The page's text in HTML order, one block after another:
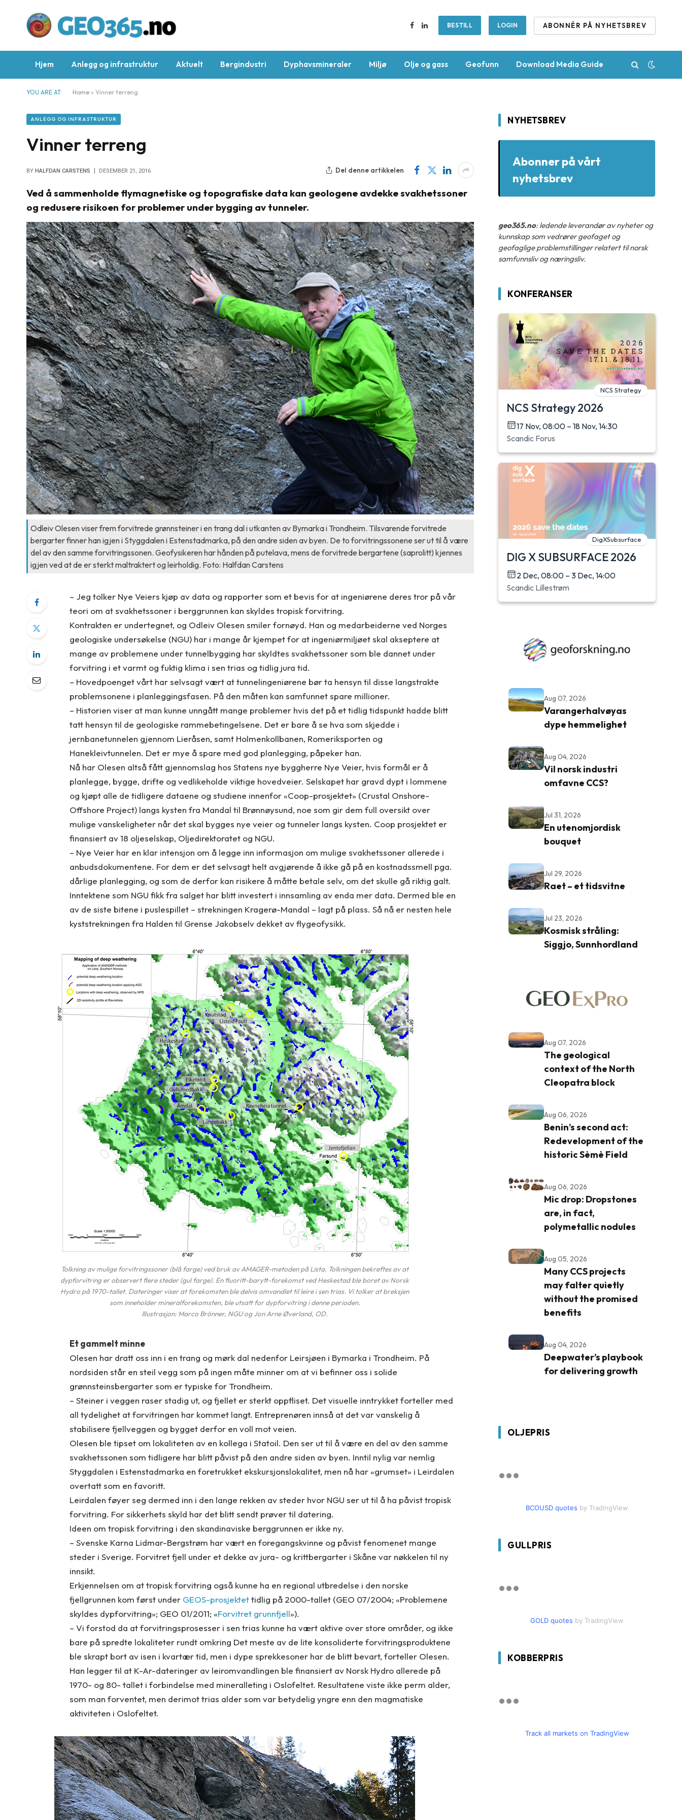
Facebook
LinkedInBESTILL LOGIN ABONNÉR PÅ NYHETSBREV
Hjem Anlegg og infrastruktur Aktuelt Bergindustri Dyphavsmineraler Miljø Olje og gass Geofunn Download Media Guide
YOU ARE AT: Home » Vinner terreng
ANLEGG OG INFRASTRUKTUR
Vinner terreng
BY HALFDAN CARSTENS DESEMBER 21, 2016 Del denne artikkelen
Ved å sammenholde flymagnetiske og topografiske data kan geologene avdekke svakhetssoner
og redusere risikoen for problemer under bygging av tunneler.
Odleiv Olesen viser frem forvitrede grønnsteiner i en trang dal i utkanten av Bymarka i Trondheim. Tilsvarende forvitrede
bergarter finner han igjen i Styggdalen i Estenstadmarka, på den andre siden av byen. De to forvitringssonene ser ut til å være
del av den samme forvitringssonen. Geofysikeren har hånden på putelava, mens de forvitrede bergartene (saprolitt) kjennes
igjen ved at de er sterkt maltraktert og leirholdig. Foto: Halfdan Carstens
– Jeg tolker Nye Veiers kjøp av data og rapporter som et bevis for at ingeniørene deres tror på vår
teori om at svakhetssoner i berggrunnen kan skyldes tropisk forvitring.
Kontrakten er undertegnet, og Odleiv Olesen smiler fornøyd. Han og medarbeiderne ved Norges
geologiske undersøkelse (NGU) har i mange år kjempet for at ingeniørmiljøet skal akseptere at
mange av problemene under tunnelbygging har skyldtes svakhetssoner som ble dannet under
forvitring i et varmt og fuktig klima i sen trias og tidlig jura tid.
– Hovedpoenget vårt har selvsagt vært at tunnelingeniørene bør ta hensyn til disse langstrakte
problemsonene i planleggingsfasen. På den måten kan samfunnet spare millioner.
– Historien viser at man kunne unngått mange problemer hvis det på et tidlig tidspunkt hadde blitt
tatt hensyn til de geologiske rammebetingelsene. Det er bare å se hva som skjedde i
jernbanetunnelen gjennom Lieråsen, samt Holmenkollbanen, Romeriksporten og
Hanekleivtunnelen. Det er mye å spare med god planlegging, påpeker han.
Nå har Olesen altså fått gjennomslag hos Statens nye byggherre Nye Veier, hvis formål er å
planlegge, bygge, drifte og vedlikeholde viktige hovedveier. Selskapet har gravd dypt i lommene
og kjøpt alle de tidligere dataene og studiene innenfor «Coop-prosjektet» (Crustal Onshore-
Offshore Project) langs kysten fra Mandal til Brønnøysund, noe som gir dem full oversikt over
mulige vanskeligheter når det skal bygges nye veier og tunneler langs kysten. Coop prosjektet er
finansiert av 18 oljeselskap, Oljedirektoratet og NGU.
– Nye Veier har en klar intensjon om å legge inn informasjon om mulige svakhetssoner allerede i
anbudsdokumentene. For dem er det selvsagt helt avgjørende å ikke gå på en kostnadssmell pga.
dårlige planlegging, og som de derfor kan risikere å måtte betale selv, om det skulle gå riktig galt.
Inntektene som NGU fikk fra salget har blitt investert i innsamling av enda mer data. Dermed ble en
av de siste bitene i puslespillet – strekningen Kragerø-Mandal – lagt på plass. Så nå er nesten hele
kyststrekningen fra Halden til Grense Jakobselv dekket av flygeofysikk.
Tolkning av mulige forvitringssoner (blå farge) ved bruk av AMAGER-metoden på Lista. Tolkningen bekreftes av at
dypforvitring er observert flere steder (gul farge). En fluoritt-barytt-forekomst ved Heskestad ble boret av Norsk
Hydro på 1970-tallet. Dateringer viser at forekomsten ble delvis omvandlet til leire i sen trias. Vi tolker at breksjen
som inneholder mineralforekomsten, ble utsatt for dypforvitring i denne perioden.
Illustrasjon: Marco Brönner, NGU og Jon Arne Øverland, OD.
Et gammelt minne
Olesen har dratt oss inn i en trang og mørk dal nedenfor Leirsjøen i Bymarka i Trondheim. På
nordsiden står en steil vegg som på ingen måte minner om at vi befinner oss i solide
grønnsteinsbergarter som er typiske for Trondheim.
– Steiner i veggen raser stadig ut, og fjellet er sterkt oppfliset. Det visuelle inntrykket forteller med
all tydelighet at forvitringen har kommet langt. Entreprenøren innså at det var vanskelig å
stabilisere fjellveggen og bygget derfor en voll mot veien.
Olesen ble tipset om lokaliteten av en kollega i Statoil. Den ser ut til å være en del av den samme
svakhetssonen som tidligere har blitt påvist på den andre siden av byen. Inntil nylig var nemlig
Styggdalen i Estenstadmarka en foretrukket ekskursjonslokalitet, men nå har «grumset» i Leirdalen
overtatt som en favoritt.
Leirdalen føyer seg dermed inn i den lange rekken av steder hvor NGU ser ut til å ha påvist tropisk
forvitring. For sikkerhets skyld har det blitt sendt prøver til datering.
Ideen om tropisk forvitring i den skandinaviske berggrunnen er ikke ny.
– Svenske Karna Lidmar-Bergstrøm har vært en foregangskvinne og påvist fenomenet mange
steder i Sverige. Forvitret fjell under et dekke av jura- og krittbergarter i Skåne var nøkkelen til ny
innsikt.
Erkjennelsen om at tropisk forvitring også kunne ha en regional utbredelse i den norske
fjellgrunnen kom først under GEOS-prosjektettidlig på 2000-tallet (GEO 07/2004; «Problemene
skyldes dypforvitring»; GEO 01/2011; «Forvitret grunnfjell»).
– Vi forstod da at forvitringsprosesser i sen trias kunne ha vært aktive over store områder, og ikke
bare på spredte lokaliteter rundt omkring Det meste av de lite konsoliderte forvitringsproduktene
ble skrapt bort av isen i kvartær tid, men i dype sprekkesoner har de blitt bevart, forteller Olesen.
Han legger til at K-Ar-dateringer av leiromvandlingen ble finansiert av Norsk Hydro allerede på
1970- og 80- tallet i forbindelse med mineralleting i Oslofeltet. Resultatene viste ikke perm alder,
som man forventet, men derimot trias alder som var betydelig yngre enn den magmatiske
aktiviteten i Oslofeltet.
NYHETSBREV
Abonner på vårt
nyhetsbrev
geo365.no: ledende leverandør av nyheter og
kunnskap som vedrører geofaget og
geofaglige problemstillinger relatert til norsk
samfunnsliv og næringsliv.
KONFERANSER
NCS Strategy
NCS Strategy 2026
17 Nov, 08:00 – 18 Nov, 14:30
Scandic Forus
DigXSubsurface
DIG X SUBSURFACE 2026
2 Dec, 08:00 – 3 Dec, 14:00
Scandic Lillestrøm
Aug 07, 2026
Varangerhalvøyas
dype hemmelighet
Aug 04, 2026
Vil norsk industri
omfavne CCS?
Jul 31, 2026
En utenomjordisk
bouquet
Jul 29, 2026
Raet – et tidsvitne
Jul 23, 2026
Kosmisk stråling:
Siggjo, Sunnhordland
Aug 07, 2026
The geological
context of the North
Cleopatra block
Aug 06, 2026
Benin’s second act:
Redevelopment of the
historic Sèmè Field
Aug 06, 2026
Mic drop: Dropstones
are, in fact,
polymetallic nodules
Aug 05, 2026
Many CCS projects
may falter quietly
without the promised
benefits
Aug 04, 2026
Deepwater’s playbook
for delivering growth
OLJEPRIS
BCOUSD quotes by TradingView
GULLPRIS
GOLD quotes by TradingView
KOBBERPRIS
Track all markets on TradingView